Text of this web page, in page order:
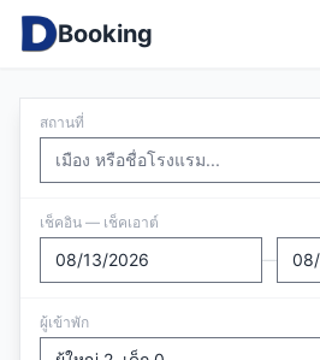
Booking
สถานที่
เช็คอิน — เช็คเอาต์
—
ผู้เข้าพัก